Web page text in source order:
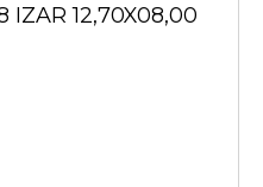
12,70X08,00